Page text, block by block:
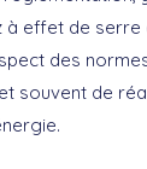
à effet de serre
des
souvent de
.